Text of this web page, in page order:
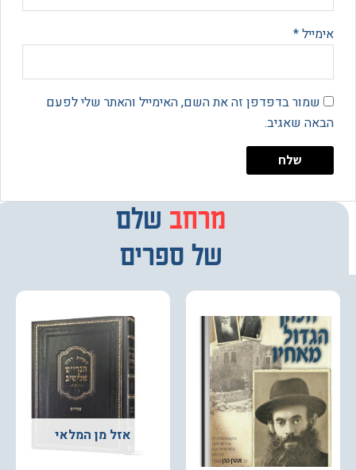
בדפדפן זה את השם, האימייל והאתר שלי לפעם
שאגיב.
מרחב
מבחרשלם
של ספרים
אזל מן המלאי